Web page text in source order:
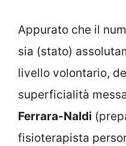
Appurato che il
sia (stato)
livello volontario,
superficialità
Ferrara-Naldi
fisioterapista